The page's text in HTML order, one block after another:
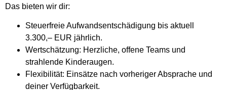
Das bieten wir dir:
Steuerfreie Aufwandsentschädigung bis aktuell
3.300,– EUR jährlich.
Wertschätzung: Herzliche, offene Teams und
strahlende Kinderaugen.
Flexibilität: Einsätze nach vorheriger Absprache und
deiner Verfügbarkeit.